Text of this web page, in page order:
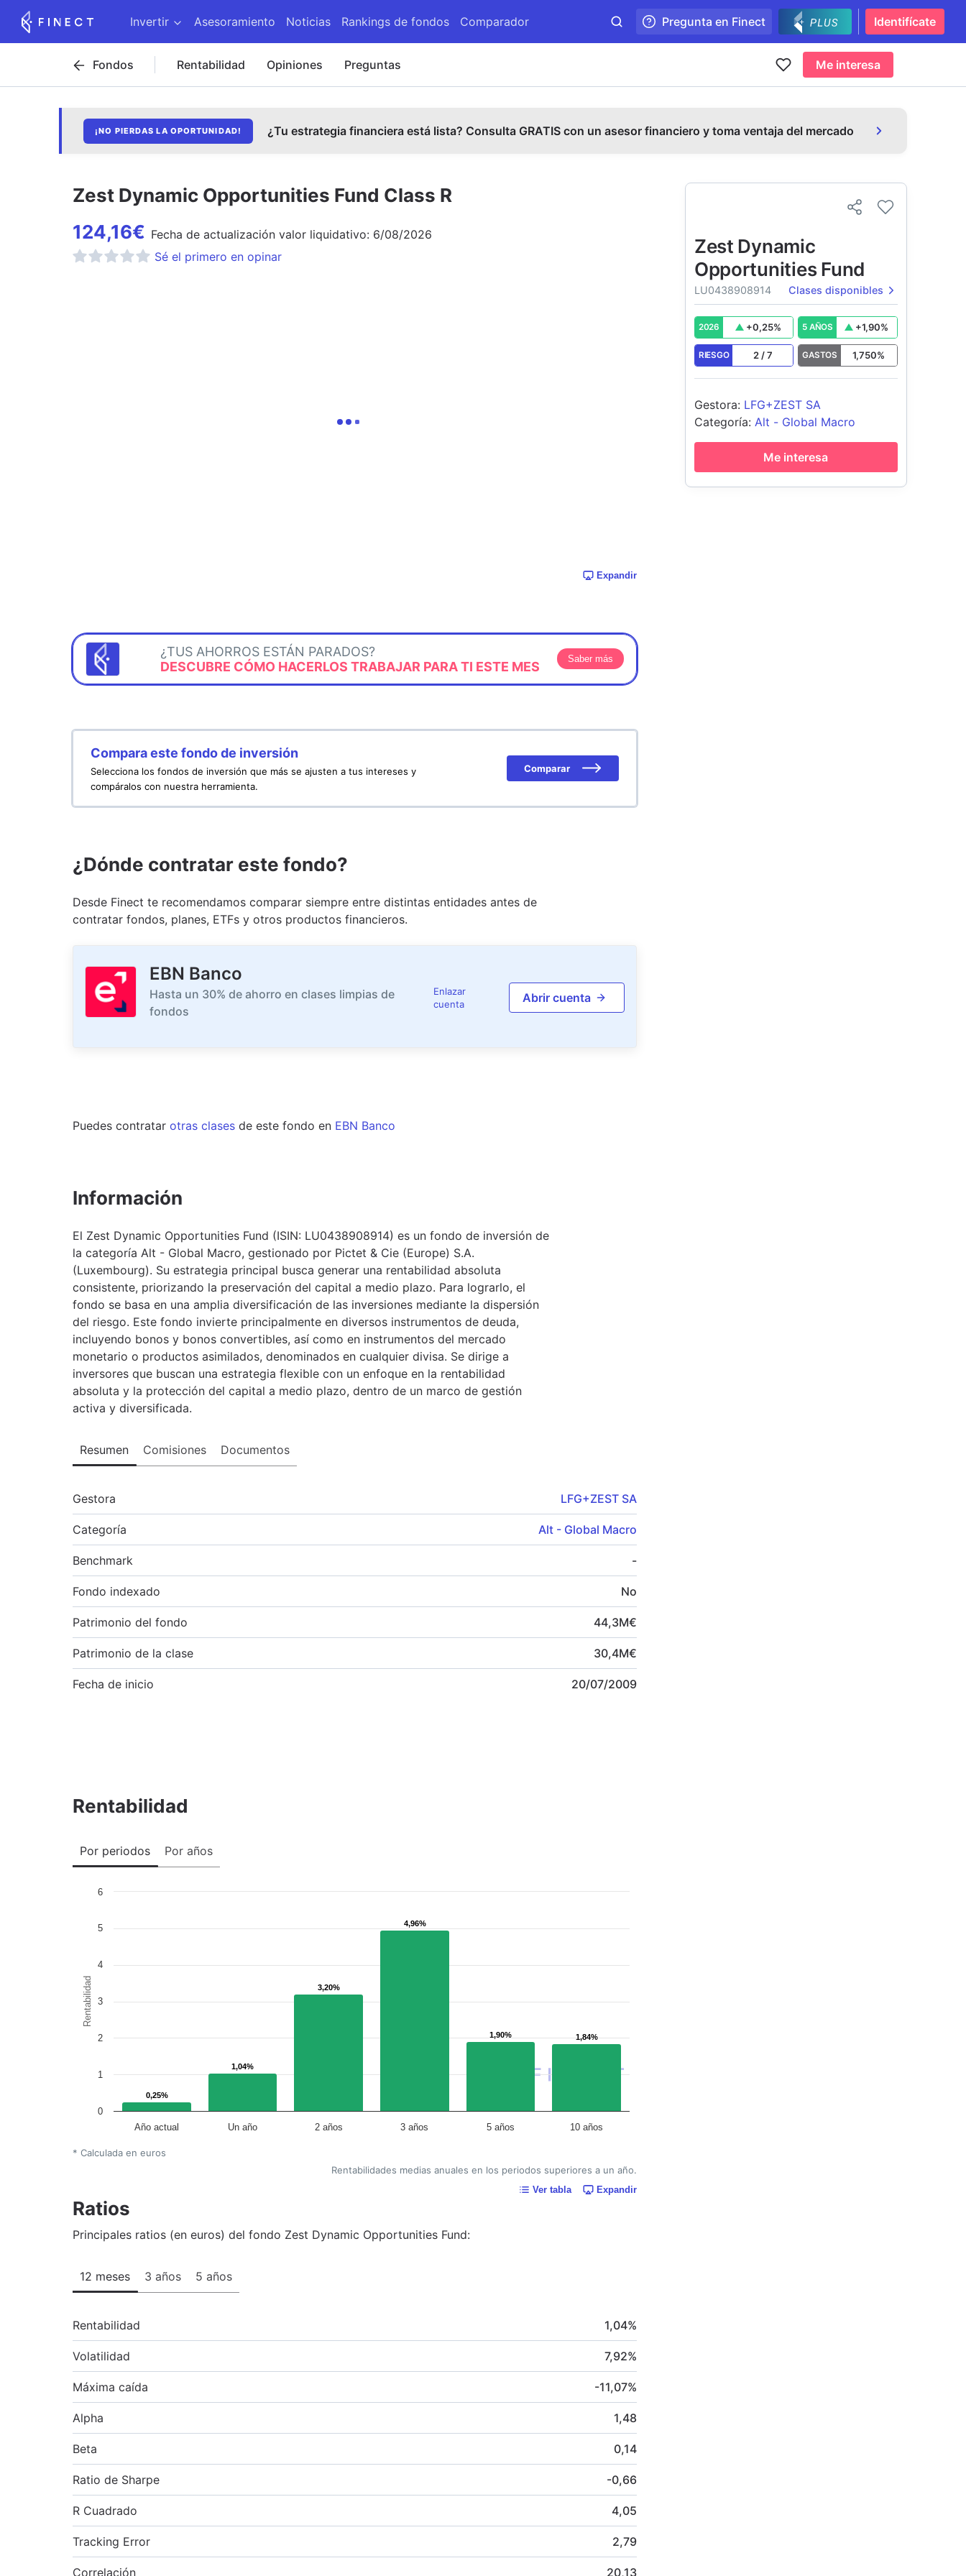
Invertir Asesoramiento Noticias Rankings de fondos Comparador Pregunta en Finect Identifícate
Fondos Rentabilidad Opiniones Preguntas Me interesa
¡NO PIERDAS LA OPORTUNIDAD! ¿Tu estrategia financiera está lista? Consulta GRATIS con un asesor financiero y toma ventaja del mercado
Zest Dynamic Opportunities Fund Class R
124,16€ Fecha de actualización valor liquidativo: 6/08/2026
Sé el primero en opinar
Expandir
¿TUS AHORROS ESTÁN PARADOS?
DESCUBRE CÓMO HACERLOS TRABAJAR PARA TI ESTE MES
Saber más
Compara este fondo de inversión
Selecciona los fondos de inversión que más se ajusten a tus intereses y
compáralos con nuestra herramienta.
Comparar
¿Dónde contratar este fondo?
Desde Finect te recomendamos comparar siempre entre distintas entidades antes de
contratar fondos, planes, ETFs y otros productos financieros.
EBN Banco
Hasta un 30% de ahorro en clases limpias de
fondos
Enlazar
cuenta
Abrir cuenta
Puedes contratar otras clases de este fondo en EBN Banco
Información
El Zest Dynamic Opportunities Fund (ISIN: LU0438908914) es un fondo de inversión de
la categoría Alt - Global Macro, gestionado por Pictet & Cie (Europe) S.A.
(Luxembourg). Su estrategia principal busca generar una rentabilidad absoluta
consistente, priorizando la preservación del capital a medio plazo. Para lograrlo, el
fondo se basa en una amplia diversificación de las inversiones mediante la dispersión
del riesgo. Este fondo invierte principalmente en diversos instrumentos de deuda,
incluyendo bonos y bonos convertibles, así como en instrumentos del mercado
monetario o productos asimilados, denominados en cualquier divisa. Se dirige a
inversores que buscan una estrategia flexible con un enfoque en la rentabilidad
absoluta y la protección del capital a medio plazo, dentro de un marco de gestión
activa y diversificada.
Resumen Comisiones Documentos
Gestora LFG+ZEST SA
Categoría Alt - Global Macro
Benchmark -
Fondo indexado No
Patrimonio del fondo 44,3M€
Patrimonio de la clase 30,4M€
Fecha de inicio 20/07/2009
Zest Dynamic
Opportunities Fund
LU0438908914 Clases disponibles
2026 +0,25% 5 AÑOS +1,90%
RIESGO 2/7 GASTOS 1,750%
Gestora: LFG+ZEST SA
Categoría: Alt - Global Macro
Me interesa
Rentabilidad
Por periodos Por años
Rentabilidad
0,25%
0,25%
1,04%
1,04%
3,20%
3,20%
4,96%
4,96%
1,90%
1,90% 1,84%
1,84%
Año actual Un año 2 años 3 años 5 años 10 años
0
1
2
3
4
5
6
* Calculada en euros
Rentabilidades medias anuales en los periodos superiores a un año.
Ver tabla Expandir
Ratios
Principales ratios (en euros) del fondo Zest Dynamic Opportunities Fund:
12 meses 3 años 5 años
Rentabilidad 1,04%
Volatilidad 7,92%
Máxima caída -11,07%
Alpha 1,48
Beta 0,14
Ratio de Sharpe -0,66
R Cuadrado 4,05
Tracking Error 2,79
Correlación 20,13